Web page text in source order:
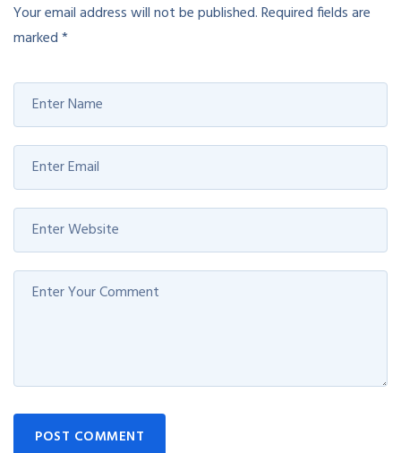
Your email address will not be published.Required fields are
marked*
POST COMMENT